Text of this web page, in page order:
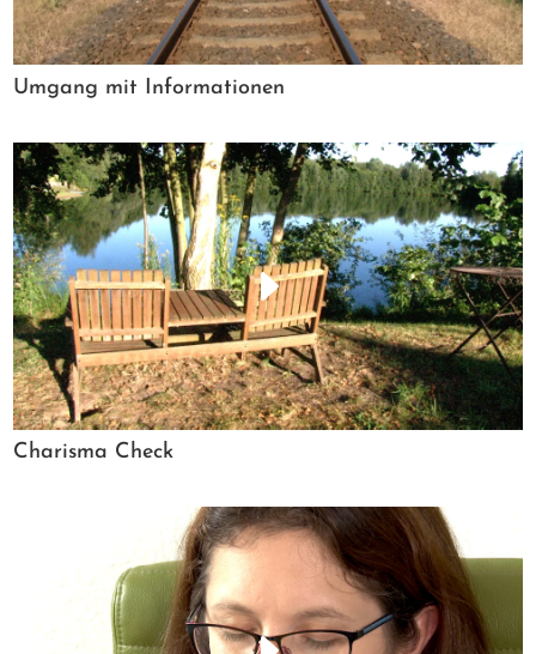
Umgang mit Informationen
Charisma Check